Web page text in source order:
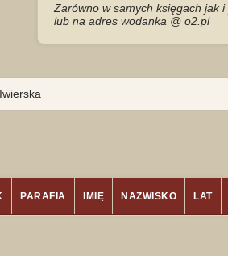
Zarówno w samych księgach jak i
lub na adres wodanka @ o2.pl
PARAFIA IMIĘ NAZWISKO LAT